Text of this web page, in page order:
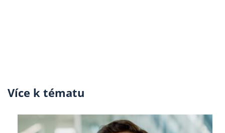
Více k tématu